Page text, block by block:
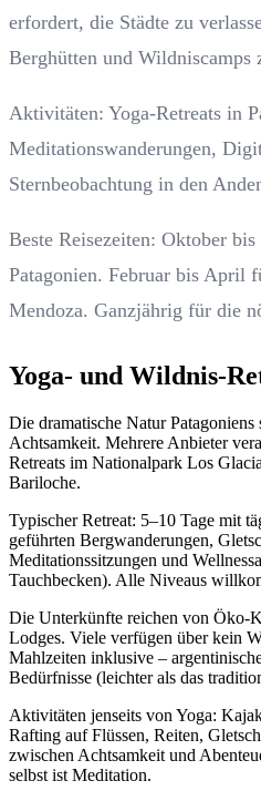
erfordert, die Städte zu
Berghütten und Wildniscamps
Aktivitäten: Yoga-Retreats in
Meditationswanderungen,
Sternbeobachtung in den
Beste Reisezeiten: Oktober
Patagonien. Februar bis April
Mendoza. Ganzjährig für die
Yoga- und Wildnis-
Die dramatische Natur
Achtsamkeit. Mehrere Anbieter
Retreats im Nationalpark Los
Bariloche.
Typischer Retreat: 5–10 Tage mit
geführten Bergwanderungen,
Meditationssitzungen und
Tauchbecken). Alle Niveaus
Die Unterkünfte reichen von Öko-
Lodges. Viele verfügen über kein
Mahlzeiten inklusive –
Bedürfnisse (leichter als das
Aktivitäten jenseits von Yoga:
Rafting auf Flüssen, Reiten,
zwischen Achtsamkeit und
selbst ist Meditation.